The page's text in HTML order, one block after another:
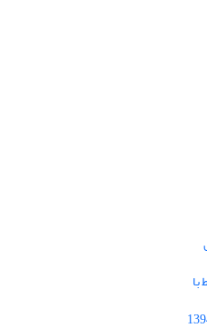
با
تحقیقات فرهنگی ایران سال 1394